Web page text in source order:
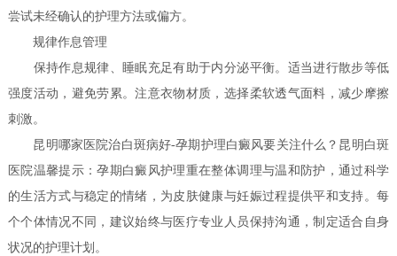
尝试未经确认的护理方法或偏方。
规律作息管理
保持作息规律、睡眠充足有助于内分泌平衡。适当进行散步等低
强度活动，避免劳累。注意衣物材质，选择柔软透气面料，减少摩擦
刺激。
昆明哪家医院治白斑病好-孕期护理白癜风要关注什么？昆明白斑
医院温馨提示：孕期白癜风护理重在整体调理与温和防护，通过科学
的生活方式与稳定的情绪，为皮肤健康与妊娠过程提供平和支持。每
个个体情况不同，建议始终与医疗专业人员保持沟通，制定适合自身
状况的护理计划。